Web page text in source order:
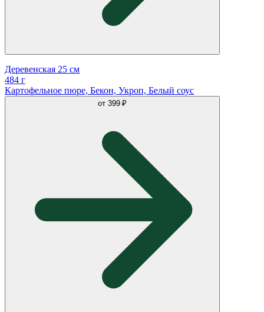
Деревенская 25 см
484 г
Картофельное пюре, Бекон, Укроп, Белый соус
от 399 ₽